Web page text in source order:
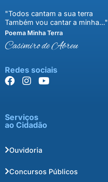
"Todos cantam a sua terra
Também vou cantar a minha..."
Poema Minha Terra
Casimiro de Abreu
Redes sociais
Serviços
ao Cidadão
Ouvidoria
Concursos Públicos